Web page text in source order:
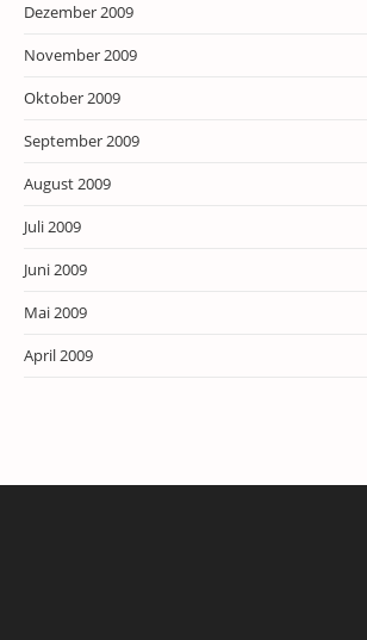
Dezember 2009
November 2009
Oktober 2009
September 2009
August 2009
Juli 2009
Juni 2009
Mai 2009
April 2009